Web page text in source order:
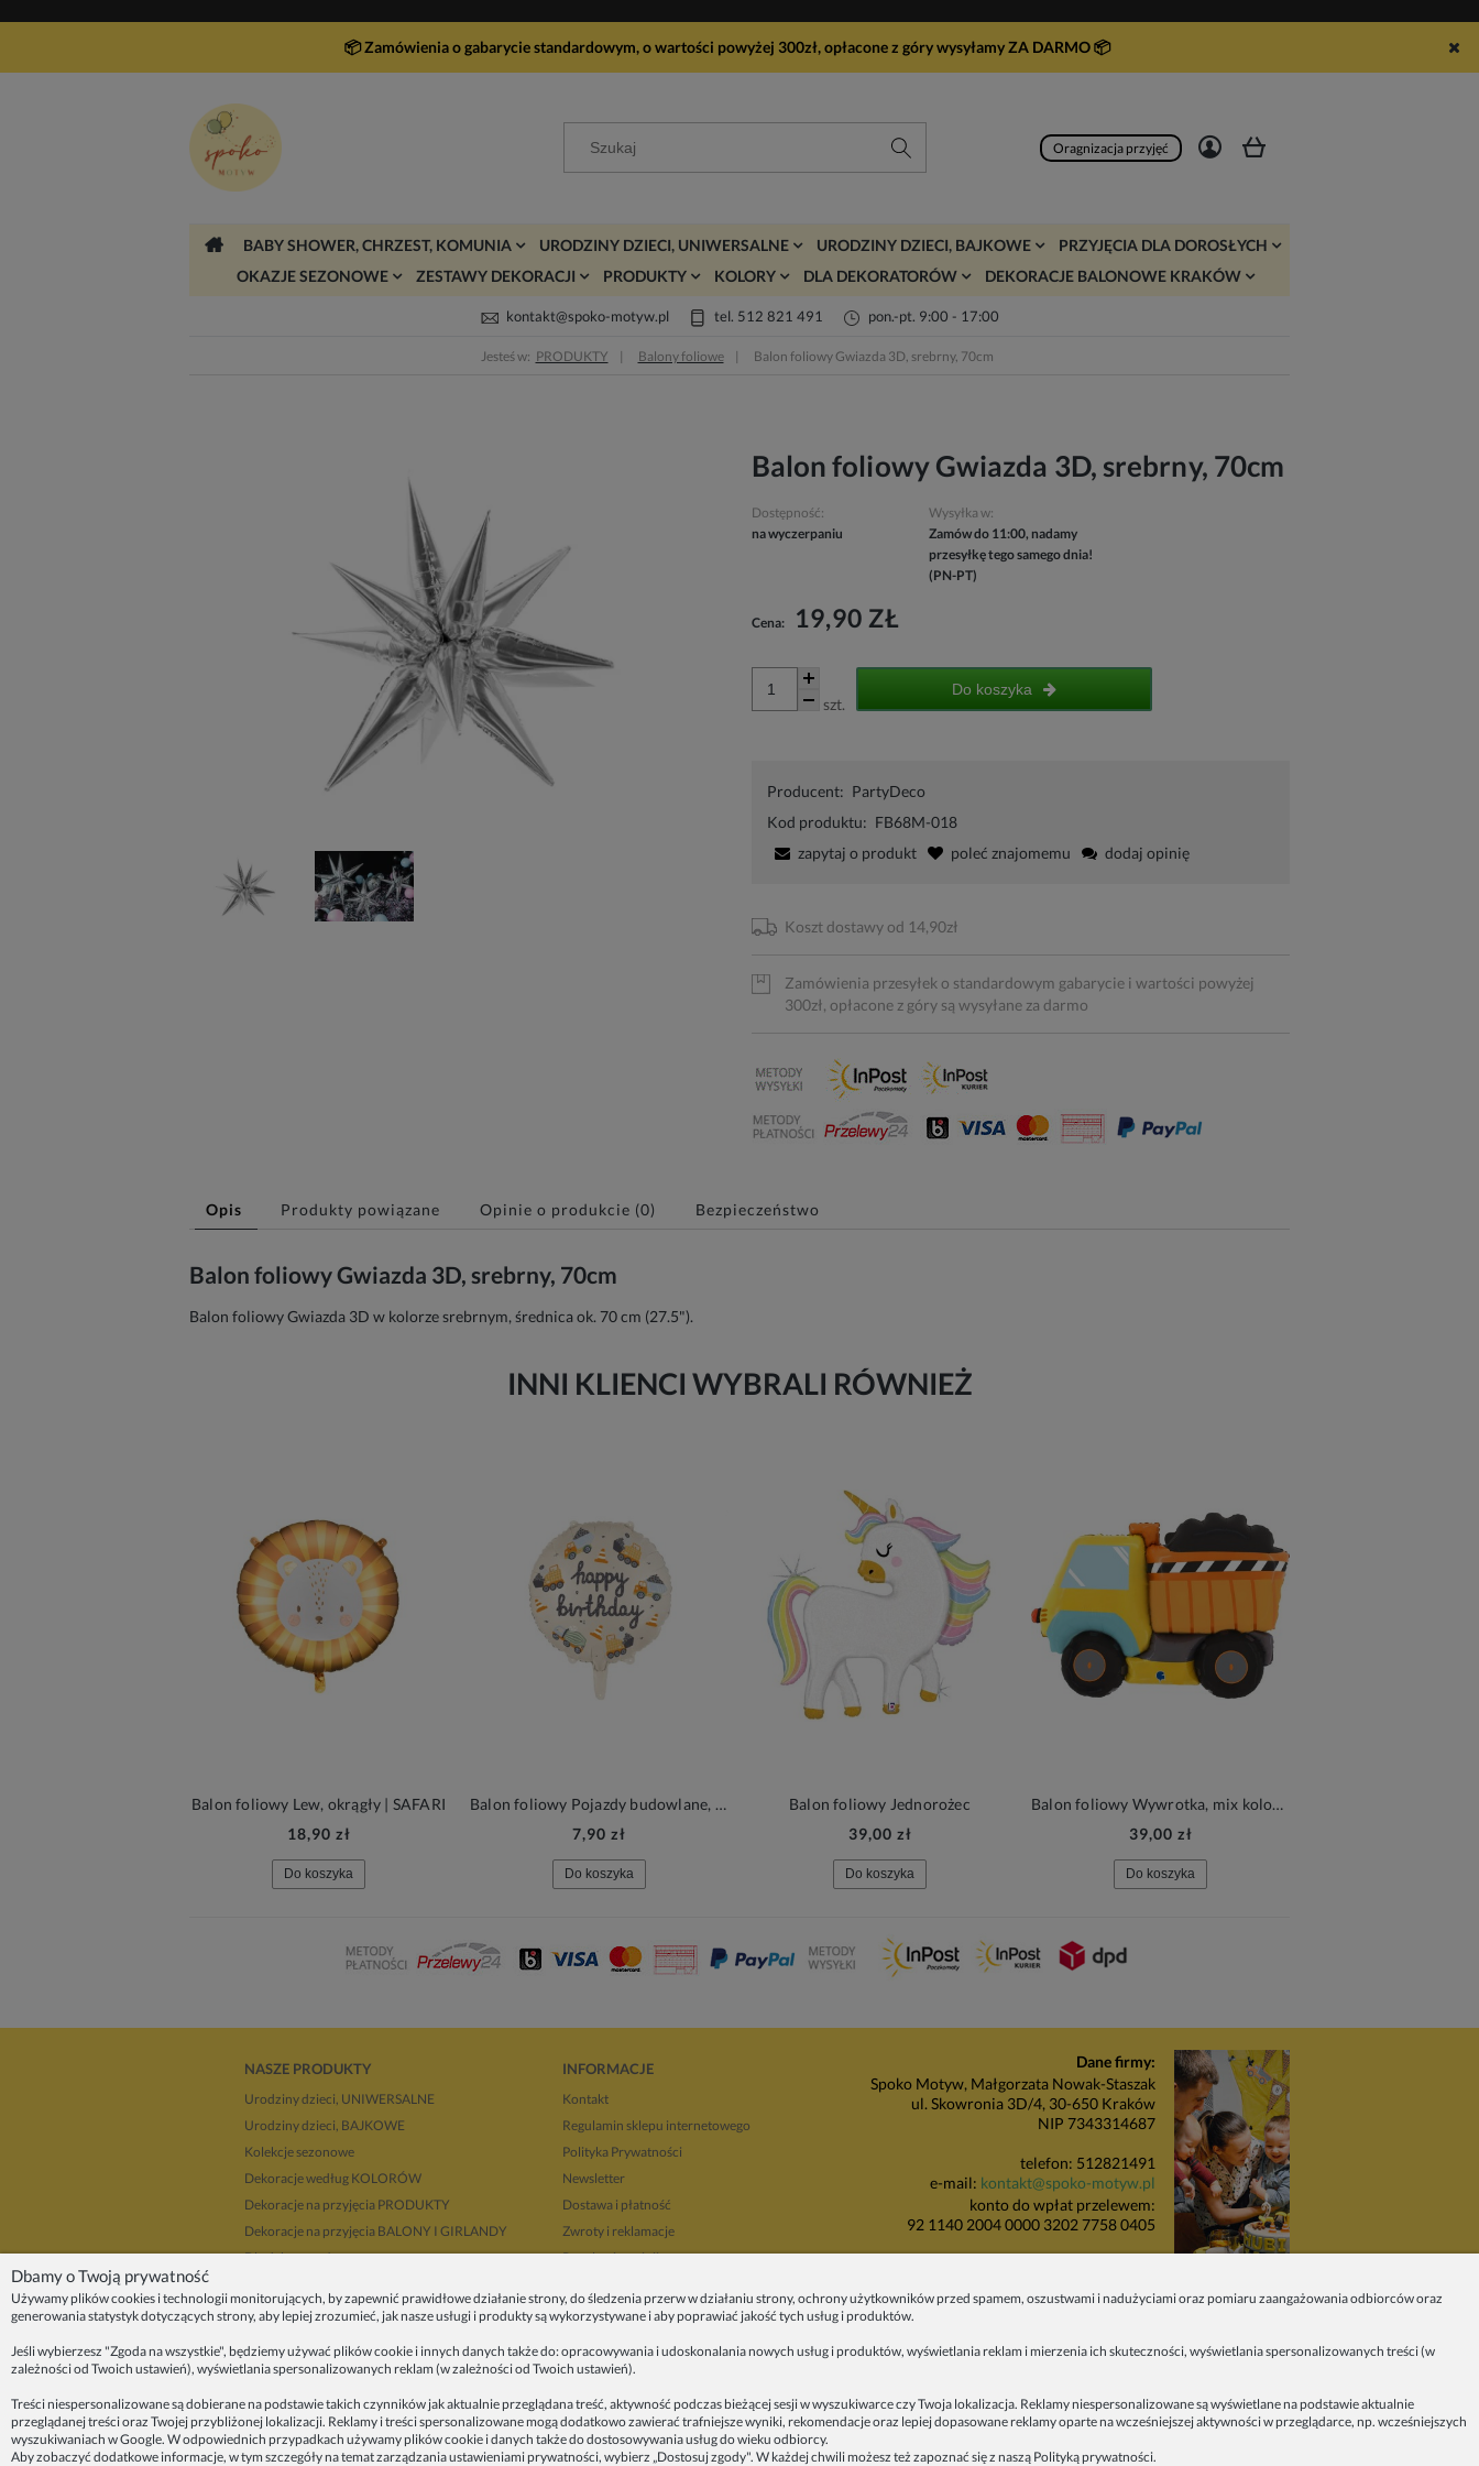
📦 Zamówienia o gabarycie standardowym, o wartości powyżej 300zł, opłacone z góry wysyłamy ZA DARMO📦
Oragnizacja przyjęć
BABY SHOWER, CHRZEST, KOMUNIA URODZINY DZIECI, UNIWERSALNE URODZINY DZIECI, BAJKOWE
PRZYJĘCIA DLA DOROSŁYCH
OKAZJE SEZONOWE
ZESTAWY DEKORACJI PRODUKTY KOLORY DLA DEKORATORÓW DEKORACJE BALONOWE KRAKÓW
kontakt@spoko-motyw.pl tel. 512 821 491 pon.-pt. 9:00 - 17:00
Jesteś w: PRODUKTY Balony foliowe Balon foliowy Gwiazda 3D, srebrny, 70cm
Balon foliowy Gwiazda 3D, srebrny, 70cm
Dostępność:
na wyczerpaniu
Wysyłka w:
Zamów do 11:00, nadamy
przesyłkę tego samego dnia!
(PN-PT)
Cena: 19,90 ZŁ
szt.
Do koszyka
Producent: PartyDeco
Kod produktu: FB68M-018
zapytaj o produkt
poleć znajomemu dodaj opinię
Koszt dostawy od 14,90zł
Zamówienia przesyłek o standardowym gabarycie i wartości powyżej
300zł, opłacone z góry są wysyłane za darmo
Opis Produkty powiązane Opinie o produkcie (0) Bezpieczeństwo
Balon foliowy Gwiazda 3D, srebrny, 70cm
Balon foliowy Gwiazda 3D w kolorze srebrnym, średnica ok. 70 cm (27.5").
INNI KLIENCI WYBRALI RÓWNIEŻ
Balon foliowy Lew, okrągły | SAFARI
18,90 zł
Do koszyka
Balon foliowy Pojazdy budowlane, okrągły | BUDOWLANY
7,90 zł
Do koszyka
Balon foliowy Jednorożec
39,00 zł
Do koszyka
Balon foliowy Wywrotka, mix kolorów
39,00 zł
Do koszyka
NASZE PRODUKTY
Urodziny dzieci, UNIWERSALNE
Urodziny dzieci, BAJKOWE
Kolekcje sezonowe
Dekoracje według KOLORÓW
Dekoracje na przyjęcia PRODUKTY
Dekoracje na przyjęcia BALONY I GIRLANDY
Dla dekoratorów
Dekoracje balonowe KRAKÓW
INFORMACJE
Kontakt
Regulamin sklepu internetowego
Polityka Prywatności
Newsletter
Dostawa i płatność
Zwroty i reklamacje
Regulamin opinii
ZAINSPIRUJ SIĘ!
O nas
Blog
Dane firmy:
Spoko Motyw, Małgorzata Nowak-Staszak
ul. Skowronia 3D/4, 30-650 Kraków
NIP 7343314687
telefon: 512821491
e-mail: kontakt@spoko-motyw.pl
konto do wpłat przelewem:
92 1140 2004 0000 3202 7758 0405
Pracownia Spoko Motyw
ul. Wadowicka 8i (za szlabanem, wejście z
społecznościowych!
Copyrights © 2023 - SPOKO-MOTYW.PL
Dbamy o Twoją prywatność
Używamy plików cookies i technologii monitorujących, by zapewnić prawidłowe działanie strony, do śledzenia przerw w działaniu strony, ochrony użytkowników przed spamem, oszustwami i nadużyciami oraz pomiaru zaangażowania odbiorców oraz
generowania statystyk dotyczących strony, aby lepiej zrozumieć, jak nasze usługi i produkty są wykorzystywane i aby poprawiać jakość tych usług i produktów.
Jeśli wybierzesz "Zgoda na wszystkie", będziemy używać plików cookie i innych danych także do: opracowywania i udoskonalania nowych usług i produktów, wyświetlania reklam i mierzenia ich skuteczności, wyświetlania spersonalizowanych treści (w
zależności od Twoich ustawień), wyświetlania spersonalizowanych reklam (w zależności od Twoich ustawień).
Treści niespersonalizowane są dobierane na podstawie takich czynników jak aktualnie przeglądana treść, aktywność podczas bieżącej sesji w wyszukiwarce czy Twoja lokalizacja. Reklamy niespersonalizowane są wyświetlane na podstawie aktualnie
przeglądanej treści oraz Twojej przybliżonej lokalizacji. Reklamy i treści spersonalizowane mogą dodatkowo zawierać trafniejsze wyniki, rekomendacje oraz lepiej dopasowane reklamy oparte na wcześniejszej aktywności w przeglądarce, np. wcześniejszych
wyszukiwaniach w Google. W odpowiednich przypadkach używamy plików cookie i danych także do dostosowywania usług do wieku odbiorcy.
Aby zobaczyć dodatkowe informacje, w tym szczegóły na temat zarządzania ustawieniami prywatności, wybierz „Dostosuj zgody". W każdej chwili możesz też zapoznać się z naszą Polityką prywatności.